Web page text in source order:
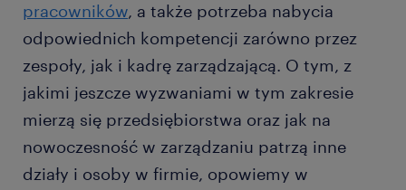
pracowników, a także potrzeba nabycia
odpowiednich kompetencji zarówno przez
zespoły, jak i kadrę zarządzającą. O tym, z
jakimi jeszcze wyzwaniami w tym zakresie
mierzą się przedsiębiorstwa oraz jak na
nowoczesność w zarządzaniu patrzą inne
działy i osoby w firmie, opowiemy w